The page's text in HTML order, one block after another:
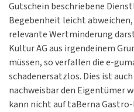
Gutschein beschriebene
Begebenheit leicht
relevante Wertminderung
Kultur AG aus irgendeinem
müssen, so verfallen die e-
schadenersatzlos. Dies ist
nachweisbar den Eigentümer
kann nicht auf taBerna